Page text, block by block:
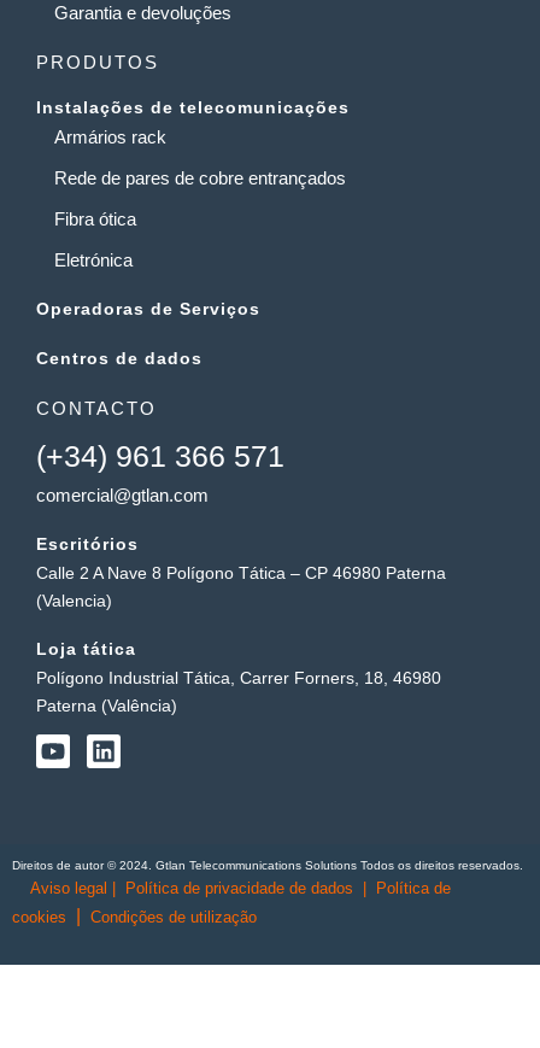
Garantia e devoluções
PRODUTOS
Instalações de telecomunicações
Armários rack
Rede de pares de cobre entrançados
Fibra ótica
Eletrónica
Operadoras de Serviços
Centros de dados
CONTACTO
(+34) 961 366 571
comercial@gtlan.com
Escritórios
Calle 2 A Nave 8 Polígono Tática – CP 46980 Paterna
(Valencia)
Loja tática
Polígono Industrial Tática, Carrer Forners, 18, 46980
Paterna (Valência)
Y
o
e
L
i
i
n
Direitos de autor © 2024. Gtlan Telecommunications Solutions Todos os direitos reservados.
Aviso legal | Política de privacidade de dados | Política de
cookies
Condições de utilização